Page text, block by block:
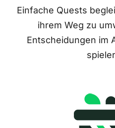
Einfache Quests
ihrem Weg zu
Entscheidungen im